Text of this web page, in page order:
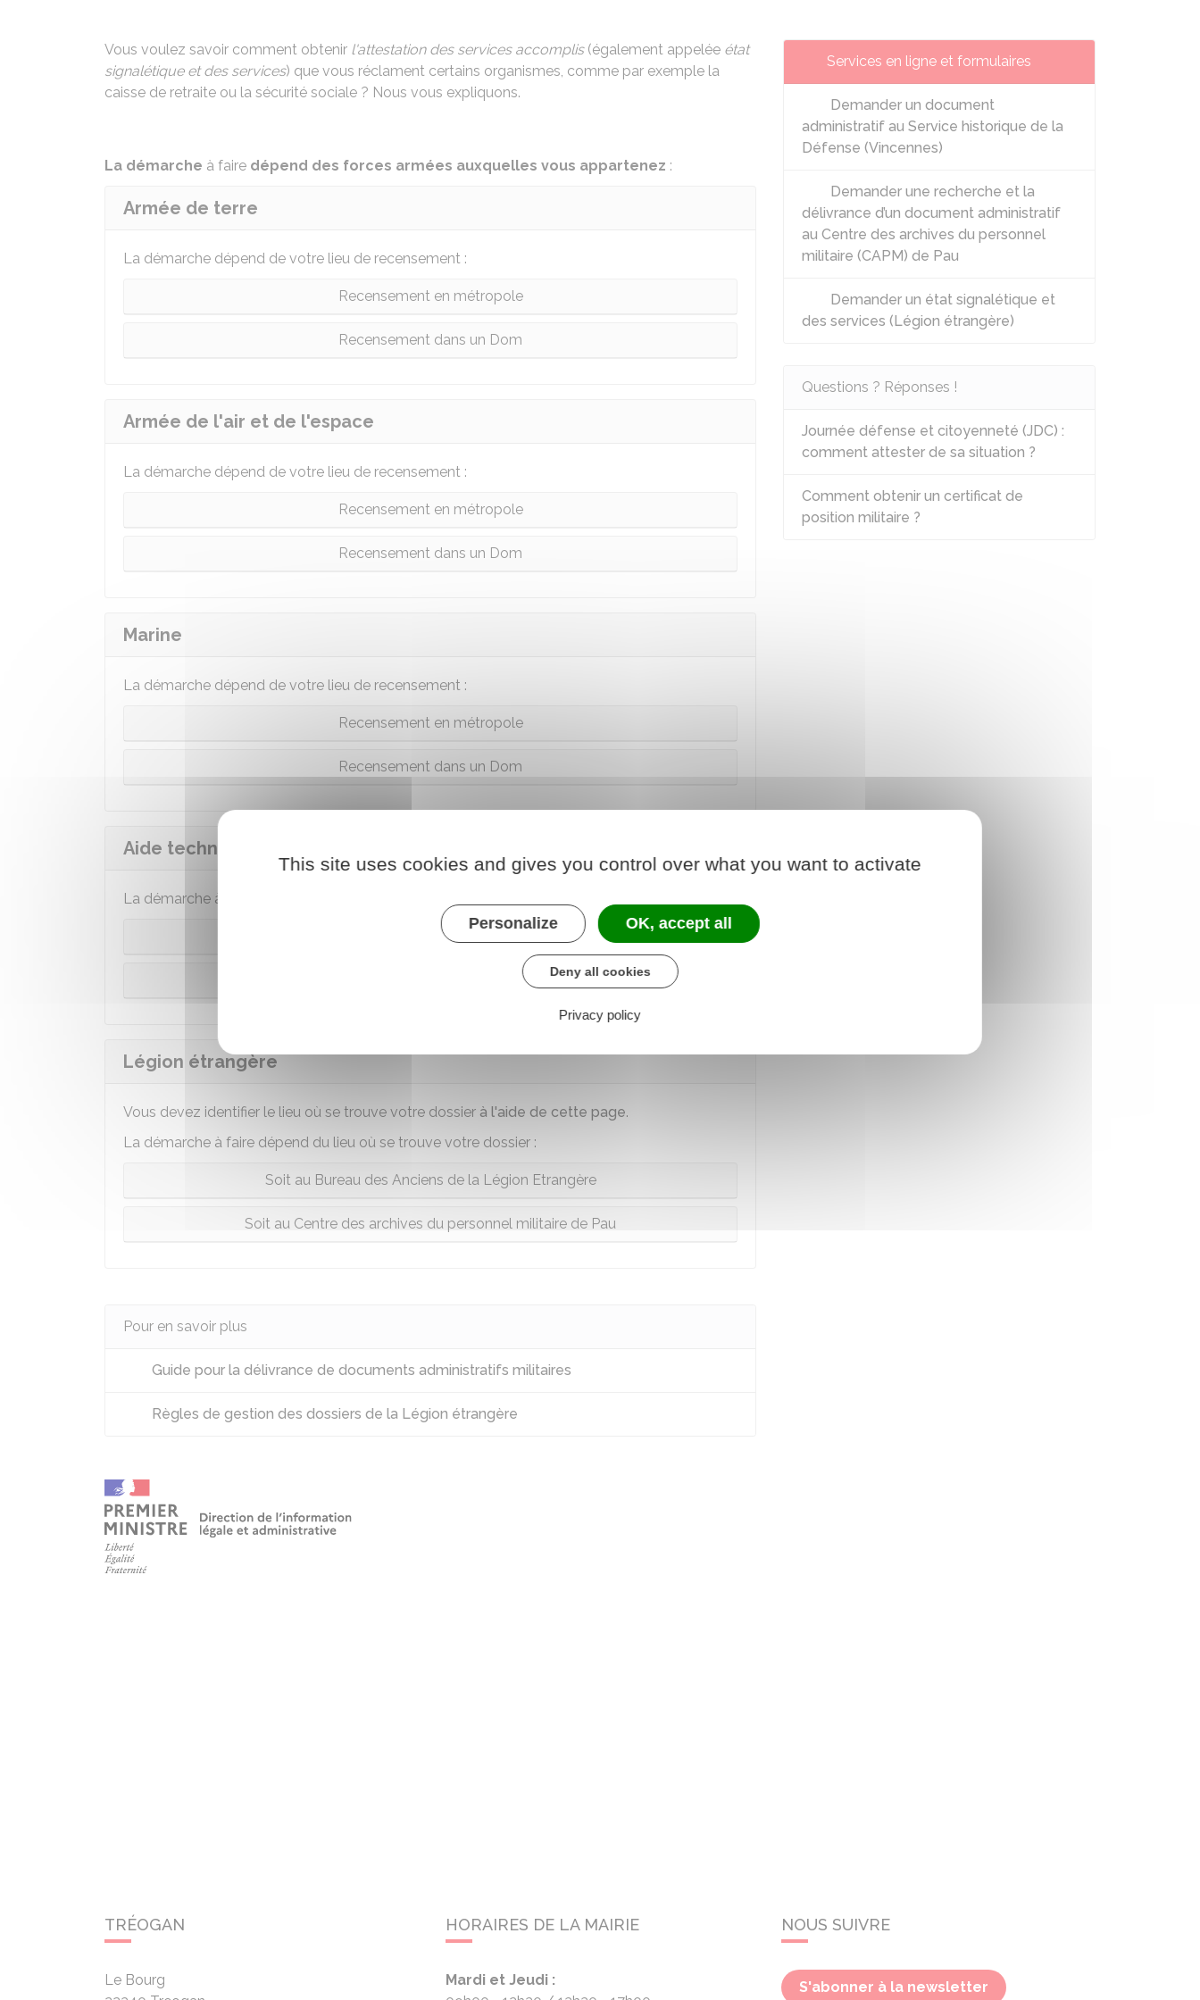
Vous voulez savoir comment obtenir l'attestation des services accomplis(également appelée état
signalétique et des services) que vous réclament certains organismes, comme par exemple la
caisse de retraite ou la sécurité sociale ? Nous vous expliquons.
La démarche à faire dépend des forces armées auxquelles vous appartenez :
Armée de terre
La démarche dépend de votre lieu de recensement :
Recensement en métropole
Recensement dans un Dom
Armée de l'air et de l'espace
La démarche dépend de votre lieu de recensement :
Recensement en métropole
Recensement dans un Dom
Marine
La démarche dépend de votre lieu de recensement :
Recensement en métropole
Recensement dans un Dom
Aide technique/Coopération/Objecteur de conscience
La démarche à faire dépend de votre lieu de recensement :
Recensement en métropole
Recensement dans un Dom
Légion étrangère
Vous devez identifier le lieu où se trouve votre dossier à l'aide de cette page.
La démarche à faire dépend du lieu où se trouve votre dossier :
Soit au Bureau des Anciens de la Légion Etrangère
Soit au Centre des archives du personnel militaire de Pau
Pour en savoir plus
Guide pour la délivrance de documents administratifs militaires
Règles de gestion des dossiers de la Légion étrangère
Services en ligne et formulaires
Demander un document
administratif au Service historique de la
Défense (Vincennes)
Demander une recherche et la
délivrance d’un document administratif
au Centre des archives du personnel
militaire (CAPM) de Pau
Demander un état signalétique et
des services (Légion étrangère)
Questions ? Réponses !
Journée défense et citoyenneté (JDC) :
comment attester de sa situation ?
Comment obtenir un certificat de
position militaire ?
TRÉOGAN
Le Bourg
HORAIRES DE LA MAIRIE
Mardi et Jeudi :
NOUS SUIVRE
S'abonner à la newsletter
This site uses cookies and gives you control over what you want to activate
Personalize OK, accept all
Deny all cookies
Privacy policy